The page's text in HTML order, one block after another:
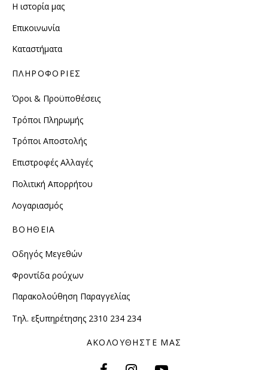
Η ιστορία μας
Επικοινωνία
Καταστήματα
ΠΛΗΡΟΦΟΡΙΕΣ
Όροι & Προϋποθέσεις
Τρόποι Πληρωμής
Τρόποι Αποστολής
Επιστροφές Αλλαγές
Πολιτική Απορρήτου
Λογαριασμός
ΒΟΗΘΕΙΑ
Οδηγός Μεγεθών
Φροντίδα ρούχων
Παρακολούθηση Παραγγελίας
Τηλ. εξυπηρέτησης 2310 234 234
ΑΚΟΛΟΥΘΗΣΤΕ ΜΑΣ